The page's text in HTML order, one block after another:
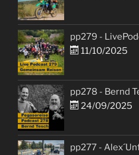
pp279 -
11/10/2025
pp278 - Bernd
24/09/2025
pp277 -